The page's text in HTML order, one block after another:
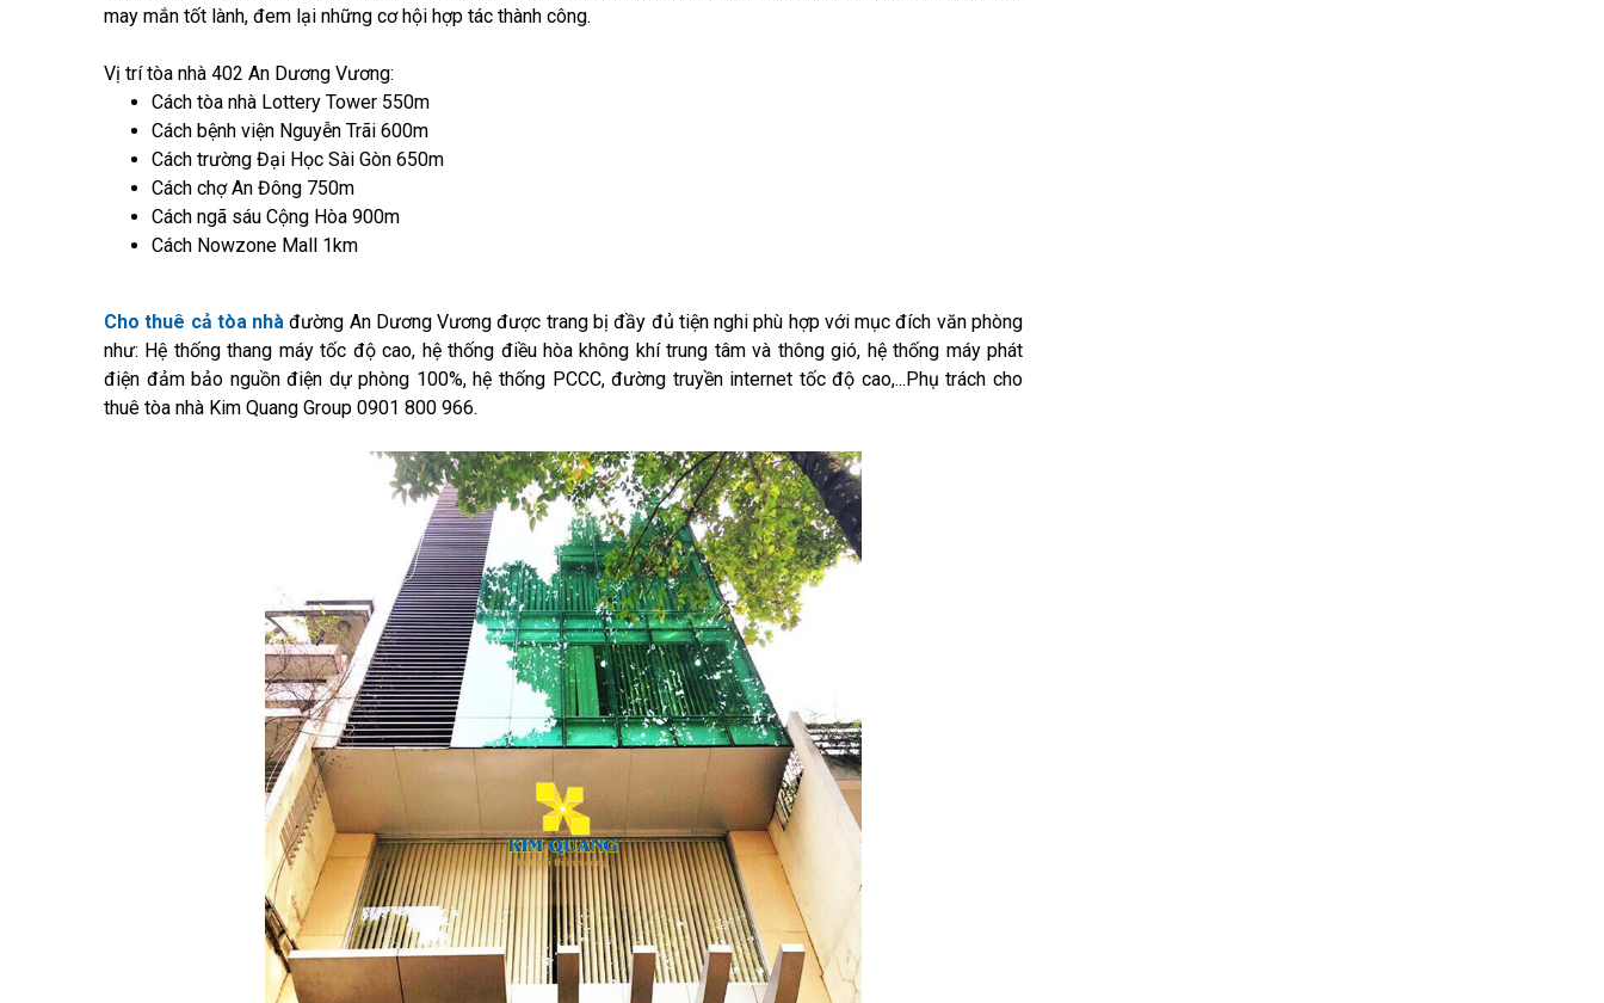
may mắn tốt lành, đem lại những cơ hội hợp tác thành công.
Vị trí tòa nhà 402 An Dương Vương:
Cách tòa nhà Lottery Tower 550m
Cách bệnh viện Nguyễn Trãi 600m
Cách trường Đại Học Sài Gòn 650m
Cách chợ An Đông 750m
Cách ngã sáu Cộng Hòa 900m
Cách Nowzone Mall 1km
Cho thuê cả tòa nhà đường An Dương Vương được trang bị đầy đủ tiện nghi phù hợp với mục đích văn phòng
như: Hệ thống thang máy tốc độ cao, hệ thống điều hòa không khí trung tâm và thông gió, hệ thống máy phát
điện đảm bảo nguồn điện dự phòng 100%, hệ thống PCCC, đường truyền internet tốc độ cao,...Phụ trách cho
thuê tòa nhà Kim Quang Group 0901 800 966.